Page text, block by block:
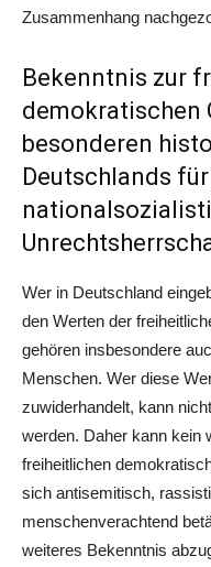
Zusammenhang
Bekenntnis zur
demokratischen
besonderen
Deutschlands
Wer in Deutschland
den Werten der
gehören insbesondere
Menschen. Wer diese
zuwiderhandelt, kann
werden. Daher kann kein
freiheitlichen
sich antisemitisch,
menschenverachtend
weiteres Bekenntnis